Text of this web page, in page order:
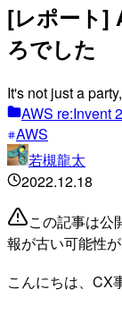
[レポート]
ろでした
It's not just a
AWS re:Invent
AWS
若槻龍太
2022.12.18
この記事は公
報が古い可能性
こんにちは、CX